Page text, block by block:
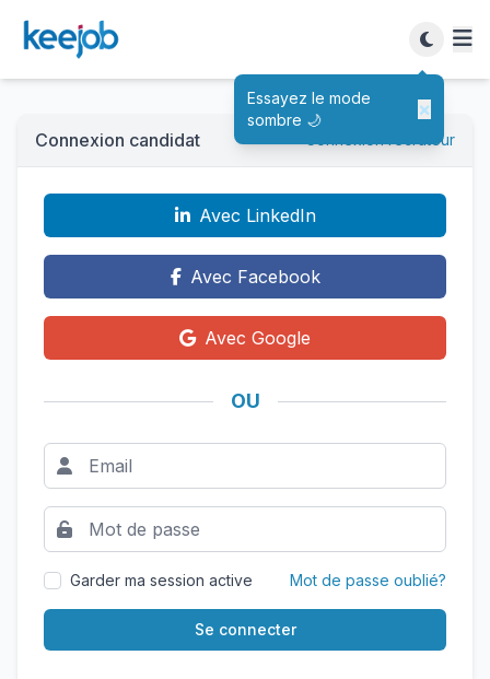
Essayez le mode
sombre 🌙
×
Connexion candidat Connexion recruteur
Avec LinkedIn
Avec Facebook
Avec Google
OU
Garder ma session active Mot de passe oublié?
Se connecter